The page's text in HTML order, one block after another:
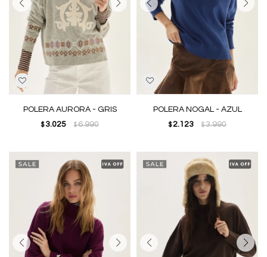
POLERA AURORA - GRIS
$ 3.025 $6.990
POLERA NOGAL - AZUL
$ 2.123 $3.990